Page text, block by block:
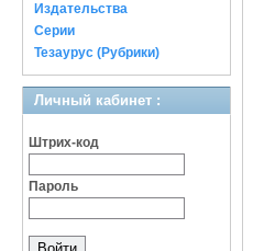
Издательства
Серии
Тезаурус (Рубрики)
Личный кабинет :
Штрих-код
Пароль